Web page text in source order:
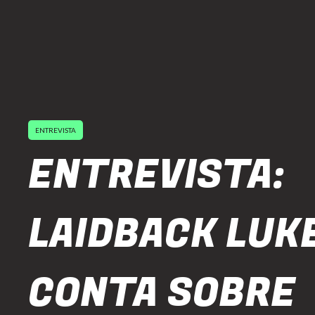
ENTREVISTA
ENTREVISTA:
LAIDBACK
CONTA SOBRE